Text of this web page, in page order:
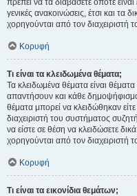
πρέπει να τα διαβάσετε όποτε
γενικές ανακοινώσεις, έτσι και τα
χορηγούνται από τον διαχειριστή
Κορυφή
Τι είναι τα κλειδωμένα θέματα;
Τα κλειδωμένα θέματα είναι
απαντήσουν και κάθε
θέματα μπορεί να κλειδώθηκαν
διαχειριστή του συστήματος
να είστε σε θέση να κλειδώσετε
χορηγούνται από τον διαχειριστή
Κορυφή
Τι είναι τα εικονίδια θεμάτων;